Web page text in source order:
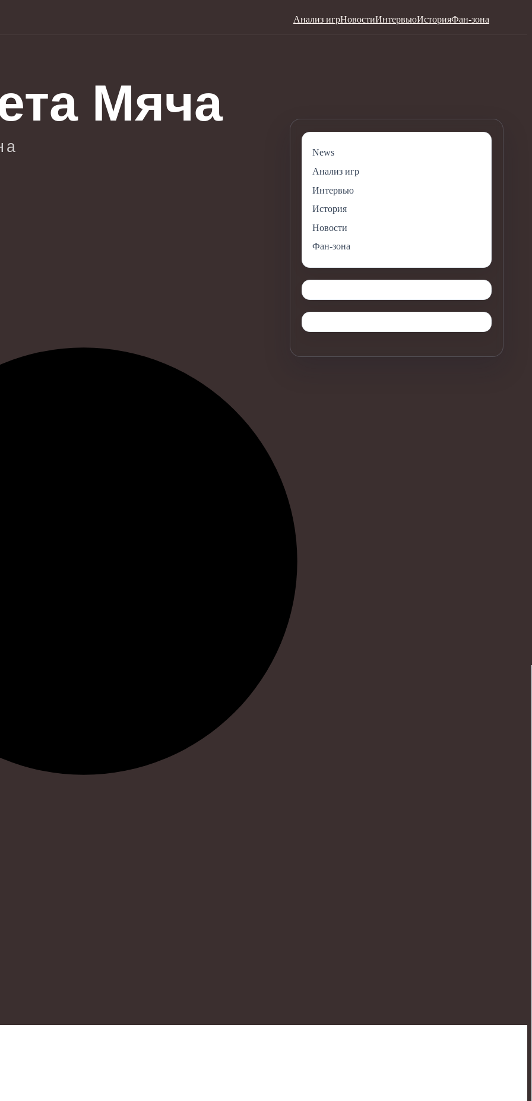
Анализ игрНовостиИнтервьюИсторияФан-зона
News
Анализ игр
Интервью
История
Новости
Фан-зона